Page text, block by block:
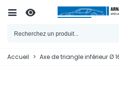
Accueil > Axe de triangle inférieur Ø